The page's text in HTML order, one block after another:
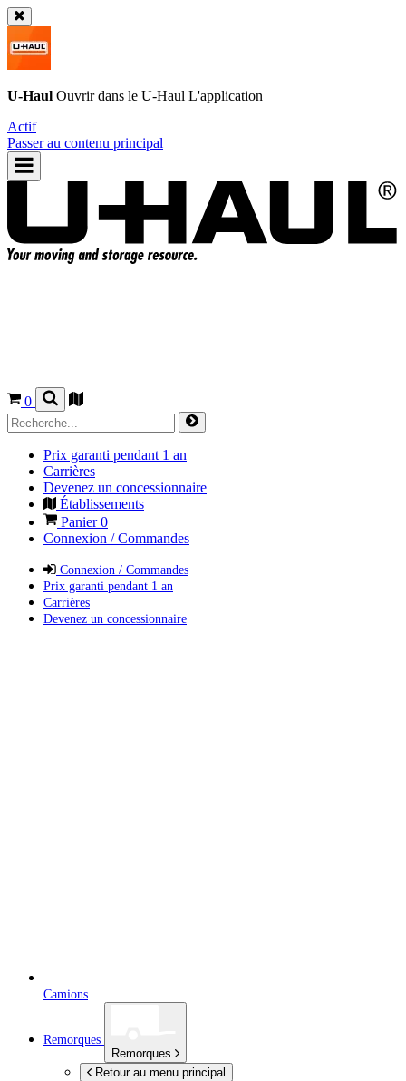
U-Haul Ouvrir dans le U-Haul L'application
Actif
Passer au contenu principal
0
Prix garanti pendant 1 an
Carrières
Devenez un concessionnaire
Établissements
Panier0
Connexion / Commandes
Connexion / Commandes
Prix garanti pendant 1 an
Carrières
Devenez un concessionnaire
Camions
Remorques
Remorques
Retour au menu principal